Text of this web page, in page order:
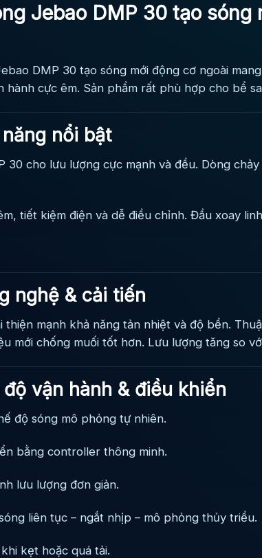
Jebao DMP 30 tạo
DMP 30 tạo sóng mới động cơ ngoài
hành cực êm. Sản phẩm rất phù hợp cho bể
năng nổi bật
30 cho lưu lượng cực mạnh và đều. Dòng
tiết kiệm điện và dễ điều chỉnh. Đầu xoay
nghệ & cải tiến
thiện mạnh khả năng tản nhiệt và độ bền.
mới chống muối tốt hơn. Lưu lượng tăng so
vận hành & điều khiển
độ sóng mô phỏng tự nhiên.
bằng controller thông minh.
lưu lượng đơn giản.
liên tục – ngắt nhịp – mô phỏng thủy triều.
kẹt hoặc quá tải.